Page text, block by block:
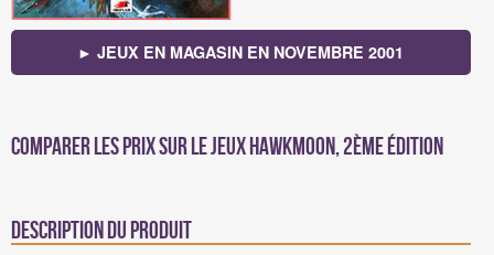
► JEUX EN MAGASIN EN NOVEMBRE 2001
Comparer les prix sur Le jeux Hawkmoon, 2ème édition
Description du produit